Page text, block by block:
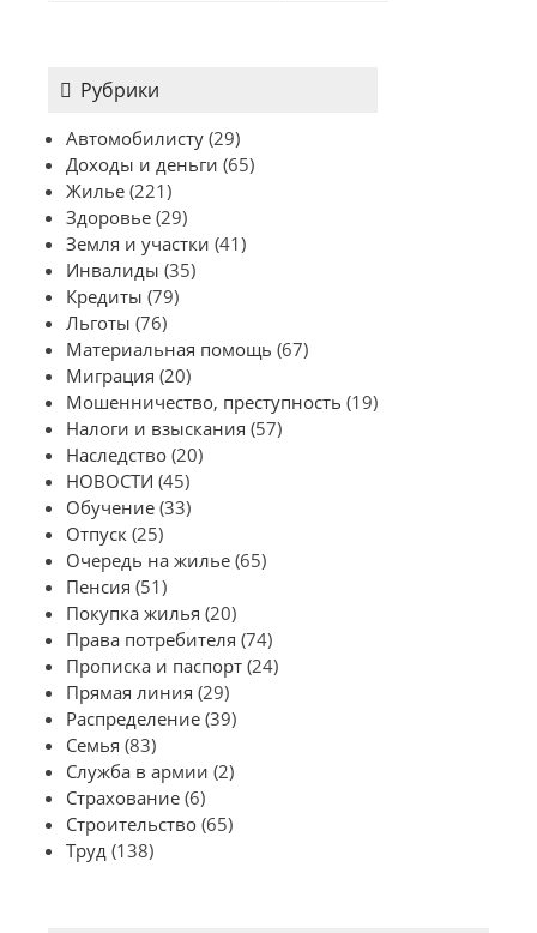
Рубрики
Автомобилисту (29)
Доходы и деньги (65)
Жилье (221)
Здоровье (29)
Земля и участки (41)
Инвалиды (35)
Кредиты (79)
Льготы (76)
Материальная помощь (67)
Миграция (20)
Мошенничество, преступность (19)
Налоги и взыскания (57)
Наследство (20)
НОВОСТИ (45)
Обучение (33)
Отпуск (25)
Очередь на жилье (65)
Пенсия (51)
Покупка жилья (20)
Права потребителя (74)
Прописка и паспорт (24)
Прямая линия (29)
Распределение (39)
Семья (83)
Служба в армии (2)
Страхование (6)
Строительство (65)
Труд (138)